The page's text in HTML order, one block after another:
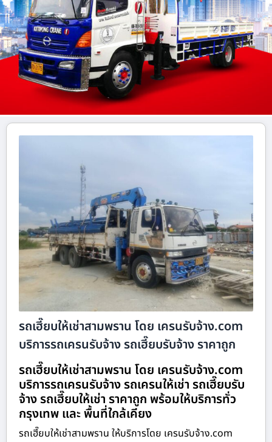
รถเฮี๊ยบให้เช่าสามพราน โดย เครนรับจ้าง.com
บริการรถเครนรับจ้าง รถเฮี๊ยบรับจ้าง ราคาถูก
รถเฮี๊ยบให้เช่าสามพราน โดย เครนรับจ้าง.com
บริการรถเครนรับจ้าง รถเครนให้เช่า รถเฮี๊ยบรับ
จ้าง รถเฮี๊ยบให้เช่า ราคาถูก พร้อมให้บริการทั่ว
กรุงเทพ และ พื้นที่ใกล้เคียง
รถเฮี๊ยบให้เช่าสามพราน ให้บริการโดย เครนรับจ้าง.com